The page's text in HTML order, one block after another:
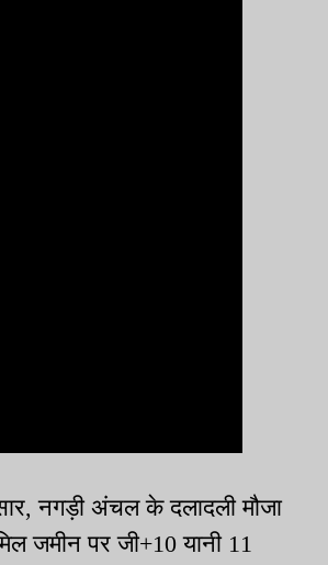
नगड़ी अंचल के दलादली मौजा
जमीन पर जी+10 यानी 11